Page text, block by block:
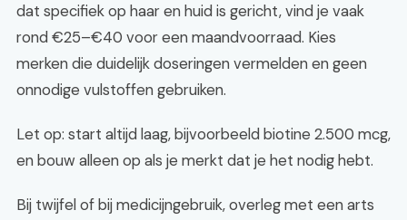
dat specifiek op haar en huid is gericht, vind je vaak
rond €25–€40 voor een maandvoorraad. Kies
merken die duidelijk doseringen vermelden en geen
onnodige vulstoffen gebruiken.
Let op: start altijd laag, bijvoorbeeld biotine 2.500 mcg,
en bouw alleen op als je merkt dat je het nodig hebt.
Bij twijfel of bij medicijngebruik, overleg met een arts